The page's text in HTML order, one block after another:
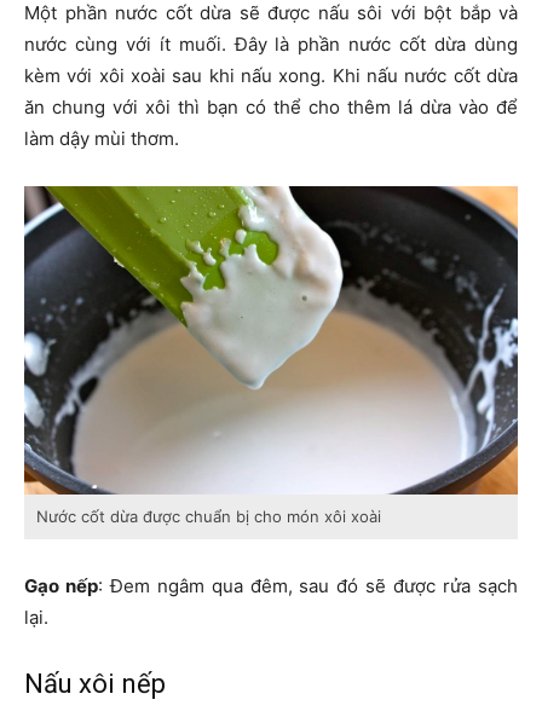
Một phần nước cốt dừa sẽ được nấu sôi với bột bắp và
nước cùng với ít muối. Đây là phần nước cốt dừa dùng
kèm với xôi xoài sau khi nấu xong. Khi nấu nước cốt dừa
ăn chung với xôi thì bạn có thể cho thêm lá dừa vào để
làm dậy mùi thơm.
Nước cốt dừa được chuẩn bị cho món xôi xoài
Gạo nếp: Đem ngâm qua đêm, sau đó sẽ được rửa sạch
lại.
Nấu xôi nếp